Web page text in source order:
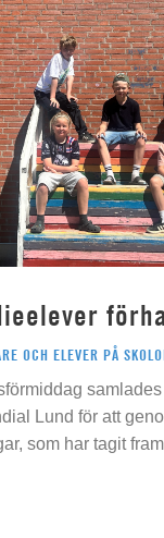
OCH ELEVER PÅ
Lund för att
som har tagit